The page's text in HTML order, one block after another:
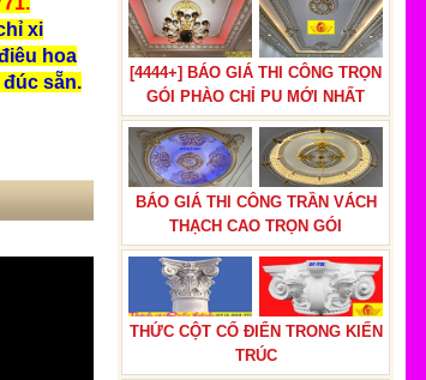
xi
hoa
sẵn.
[4444+] BÁO GIÁ THI CÔNG TRỌN
GÓI PHÀO CHỈ PU MỚI NHẤT
BÁO GIÁ THI CÔNG TRẦN VÁCH
THẠCH CAO TRỌN GÓI
THỨC CỘT CỔ ĐIỂN TRONG KIẾN
TRÚC